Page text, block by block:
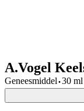
A.Vogel
Geneesmiddel·30 ml